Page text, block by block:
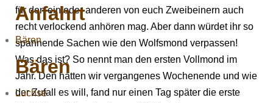
Anfahrt
Bären
Bären
Luchse
für den ein oder anderen von euch Zweibeinern auch
recht verlockend anhören mag. Aber dann würdet ihr so
spannende Sachen wie den Wolfsmond verpassen!
Was das ist? So nennt man den ersten Vollmond im
Jahr. Den hatten wir vergangenes Wochenende und wie
der Zufall es will, fand nur einen Tag später die erste